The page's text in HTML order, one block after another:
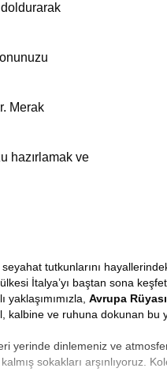
doldurarak
Merak
hazırlamak ve
tutkunlarını
İtalya’yı baştan sona
Avrupa
ve ruhuna dokunan bu
yerinde dinlemeniz ve
sokakları arşınlıyoruz.